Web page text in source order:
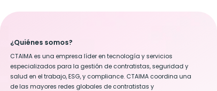
¿Quiénes somos?
CTAIMA es una empresa líder en tecnología y servicios
especializados para la gestión de contratistas, seguridad y
salud en el trabajo, ESG, y compliance. CTAIMA coordina una
de las mayores redes globales de contratistas y